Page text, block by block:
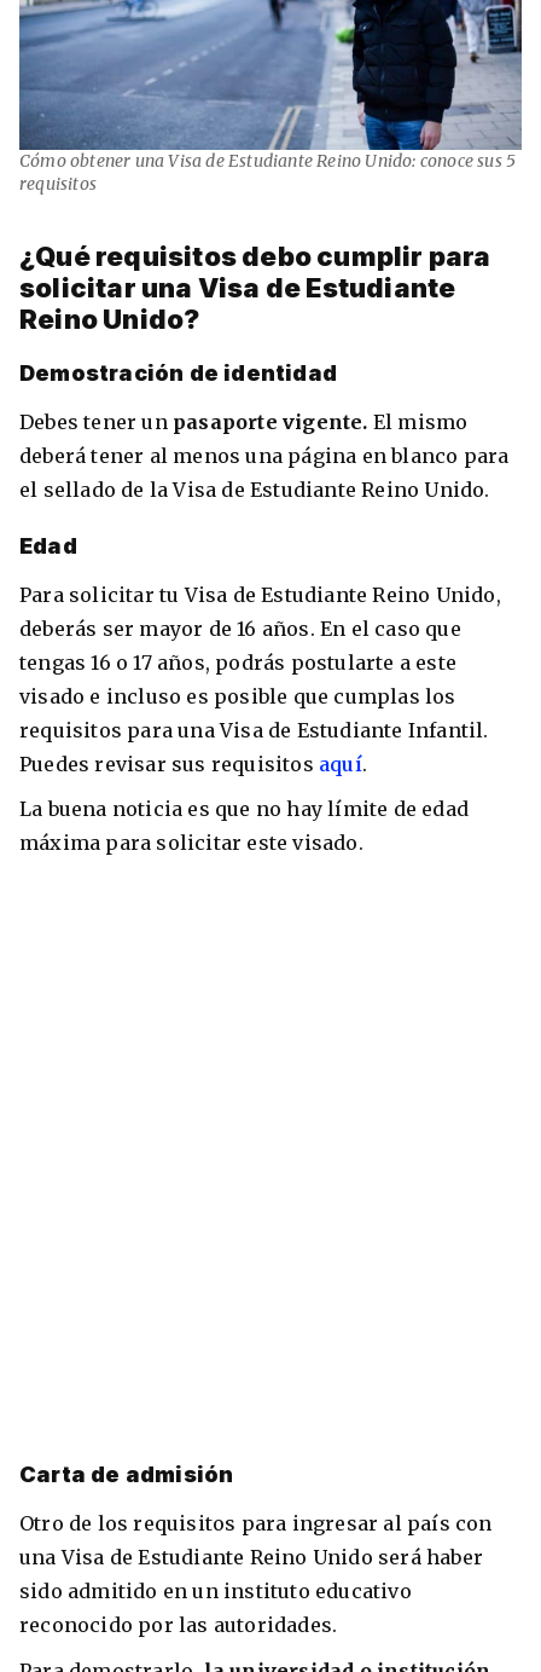
Cómo obtener una Visa de Estudiante Reino Unido: conoce sus 5
requisitos
¿Qué requisitos debo cumplir para
solicitar una Visa de Estudiante
Reino Unido?
Demostración de identidad
Debes tener un pasaporte vigente. El mismo
deberá tener al menos una página en blanco para
el sellado de la Visa de Estudiante Reino Unido.
Edad
Para solicitar tu Visa de Estudiante Reino Unido,
deberás ser mayor de 16 años. En el caso que
tengas 16 o 17 años, podrás postularte a este
visado e incluso es posible que cumplas los
requisitos para una Visa de Estudiante Infantil.
Puedes revisar sus requisitos aquí.
La buena noticia es que no hay límite de edad
máxima para solicitar este visado.
Carta de admisión
Otro de los requisitos para ingresar al país con
una Visa de Estudiante Reino Unido será haber
sido admitido en un instituto educativo
reconocido por las autoridades.